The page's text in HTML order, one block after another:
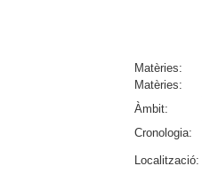
Matèries:
Matèries:
Àmbit:
Cronologia:
Localització: